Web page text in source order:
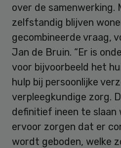
over de samenwerking.
zelfstandig blijven
gecombineerde vraag,
Jan de Bruin. “Er is
voor bijvoorbeeld het
hulp bij persoonlijke
verpleegkundige zorg.
definitief ineen te slaan
ervoor zorgen dat er
wordt geboden, welke